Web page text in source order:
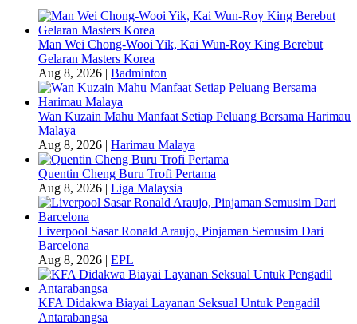
Man Wei Chong-Wooi Yik, Kai Wun-Roy King Berebut
Gelaran Masters Korea
Aug 8, 2026
Badminton
Wan Kuzain Mahu Manfaat Setiap Peluang Bersama Harimau
Malaya
Aug 8, 2026
Harimau Malaya
Quentin Cheng Buru Trofi Pertama
Aug 8, 2026
Liga Malaysia
Liverpool Sasar Ronald Araujo, Pinjaman Semusim Dari
Barcelona
Aug 8, 2026
EPL
KFA Didakwa Biayai Layanan Seksual Untuk Pengadil
Antarabangsa